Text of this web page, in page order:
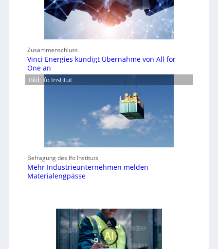
Zusammenschluss
Vinci Energies kündigt Übernahme von All for
One an
Bild: ifo Institut
Befragung des Ifo Instituts
Mehr Industrieunternehmen melden
Materialengpässe